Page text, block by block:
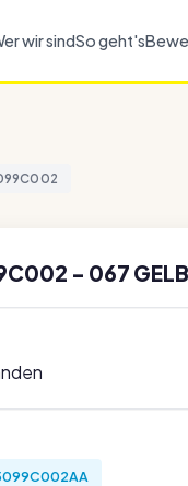
wir sindSo geht's
- 067 GELB